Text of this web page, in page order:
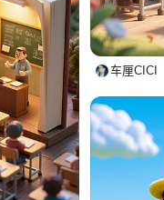
车厘CICI